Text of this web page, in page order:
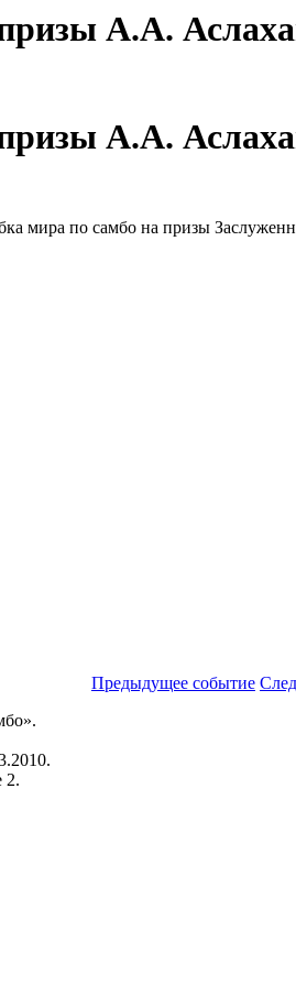
призы А.А.
призы А.А.
мира по самбо на призы
Предыдущее событие
2.